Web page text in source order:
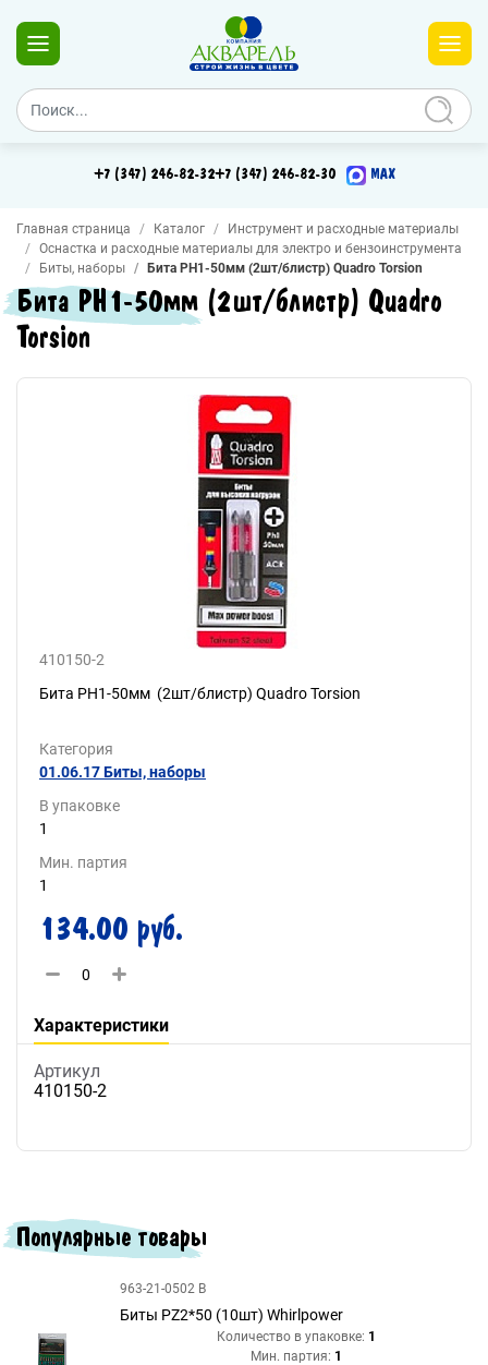
+7 (347) 246-82-32+7 (347) 246-82-30 MAX
Главная страница Каталог
Инструмент и расходные материалы
Оснастка и расходные материалы для электро и бензоинструмента
Биты, наборы
Бита PH1-50мм (2шт/блистр) Quadro Torsion
Бита PH1-50мм (2шт/блистр) Quadro
Torsion
410150-2
Бита PH1-50мм (2шт/блистр) Quadro Torsion
Категория
01.06.17 Биты, наборы
В упаковке
1
Мин. партия
1
134.00 руб.
Характеристики
Артикул
410150-2
Популярные товары
963-21-0502 B
Биты PZ2*50 (10шт) Whirlpower
Количество в упаковке: 1
Мин. партия: 1